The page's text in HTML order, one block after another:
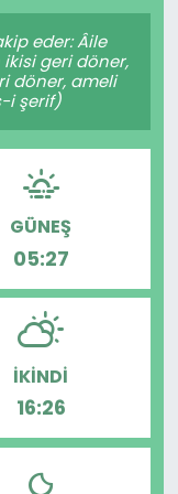
eder: Âile
geri döner,
döner, ameli
i şerif)
GÜNEŞ
05:27
İKINDI
16:26